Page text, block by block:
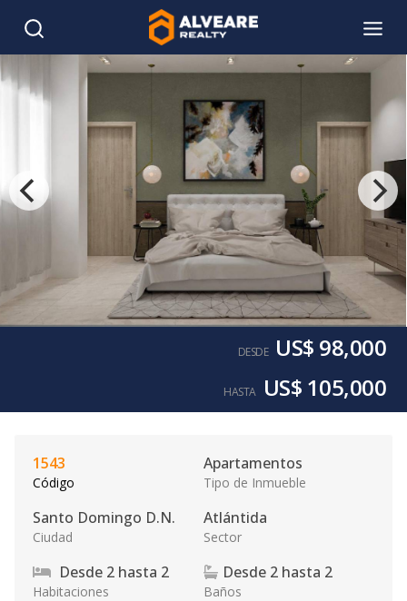
DESDE US$ 98,000
HASTA US$ 105,000
1543
Código
Apartamentos
Tipo de Inmueble
Santo Domingo D.N.
Ciudad
Atlántida
Sector
Desde 2 hasta 2
Habitaciones
Desde 2 hasta 2
Baños